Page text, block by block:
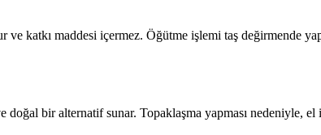
katkı maddesi içermez. Öğütme işlemi taş değirmende
bir alternatif sunar. Topaklaşma yapması nedeniyle,